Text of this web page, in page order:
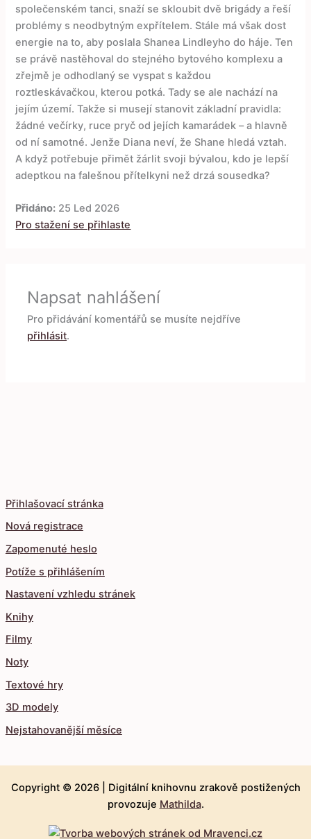
Přihlašovací stránka
Nová registrace
Zapomenuté heslo
Potíže s přihlášením
Nastavení vzhledu stránek
Knihy
Filmy
Noty
Textové hry
3D modely
Nejstahovanější měsíce
společenském tanci, snaží se skloubit dvě brigády a řeší
problémy s neodbytným expřítelem. Stále má však dost
energie na to, aby poslala Shanea Lindleyho do háje. Ten
se právě nastěhoval do stejného bytového komplexu a
zřejmě je odhodlaný se vyspat s každou
roztleskávačkou, kterou potká. Tady se ale nachází na
jejím území. Takže si musejí stanovit základní pravidla:
žádné večírky, ruce pryč od jejích kamarádek – a hlavně
od ní samotné. Jenže Diana neví, že Shane hledá vztah.
A když potřebuje přimět žárlit svoji bývalou, kdo je lepší
adeptkou na falešnou přítelkyni než drzá sousedka?
Přidáno: 25 Led 2026
Pro stažení se přihlaste
Napsat nahlášení
Pro přidávání komentářů se musíte nejdříve
přihlásit.
Copyright © 2026 | Digitální knihovnu zrakově postižených
provozuje Mathilda.